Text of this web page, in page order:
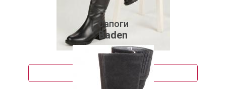
Сапоги
Baden
6 913 руб.
Подробнее